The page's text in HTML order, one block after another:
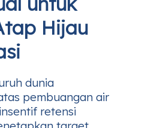
Hijau
dunia
pembuangan air
retensi